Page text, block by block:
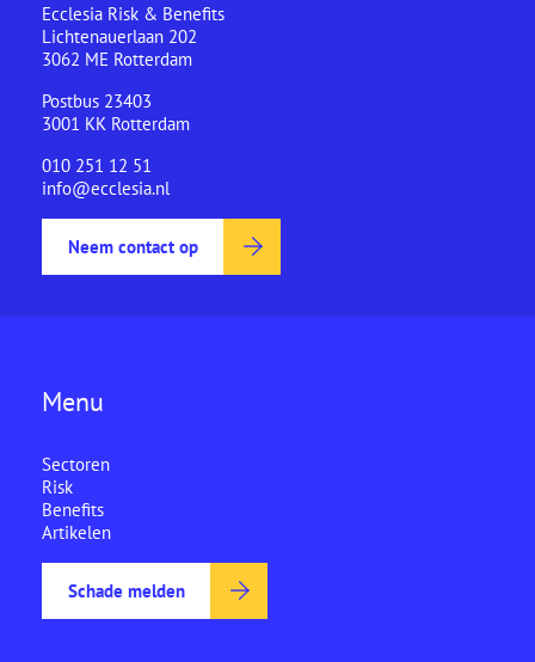
Ecclesia Risk & Benefits
Lichtenauerlaan 202
3062 ME Rotterdam
Postbus 23403
3001 KK Rotterdam
010 251 12 51
info@ecclesia.nl
Neem contact op
Menu
Sectoren
Risk
Benefits
Artikelen
Schade melden